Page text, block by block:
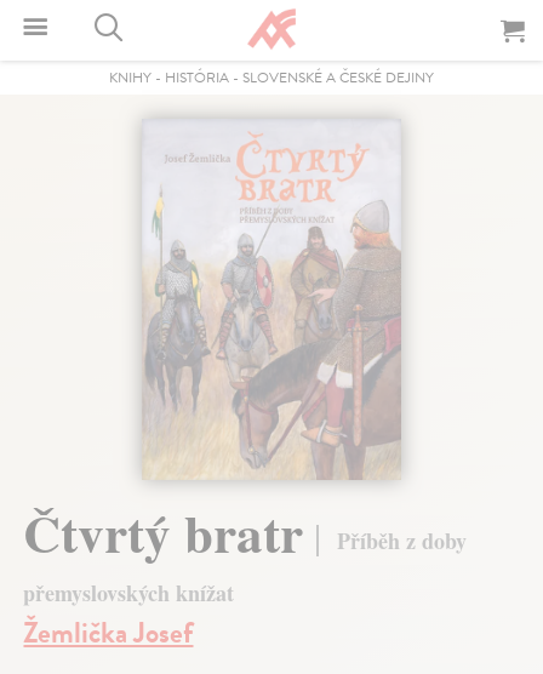
KNIHY - HISTÓRIA - SLOVENSKÉ A ČESKÉ DEJINY
Čtvrtý bratr
Příběh z doby
přemyslovských knížat
Žemlička Josef